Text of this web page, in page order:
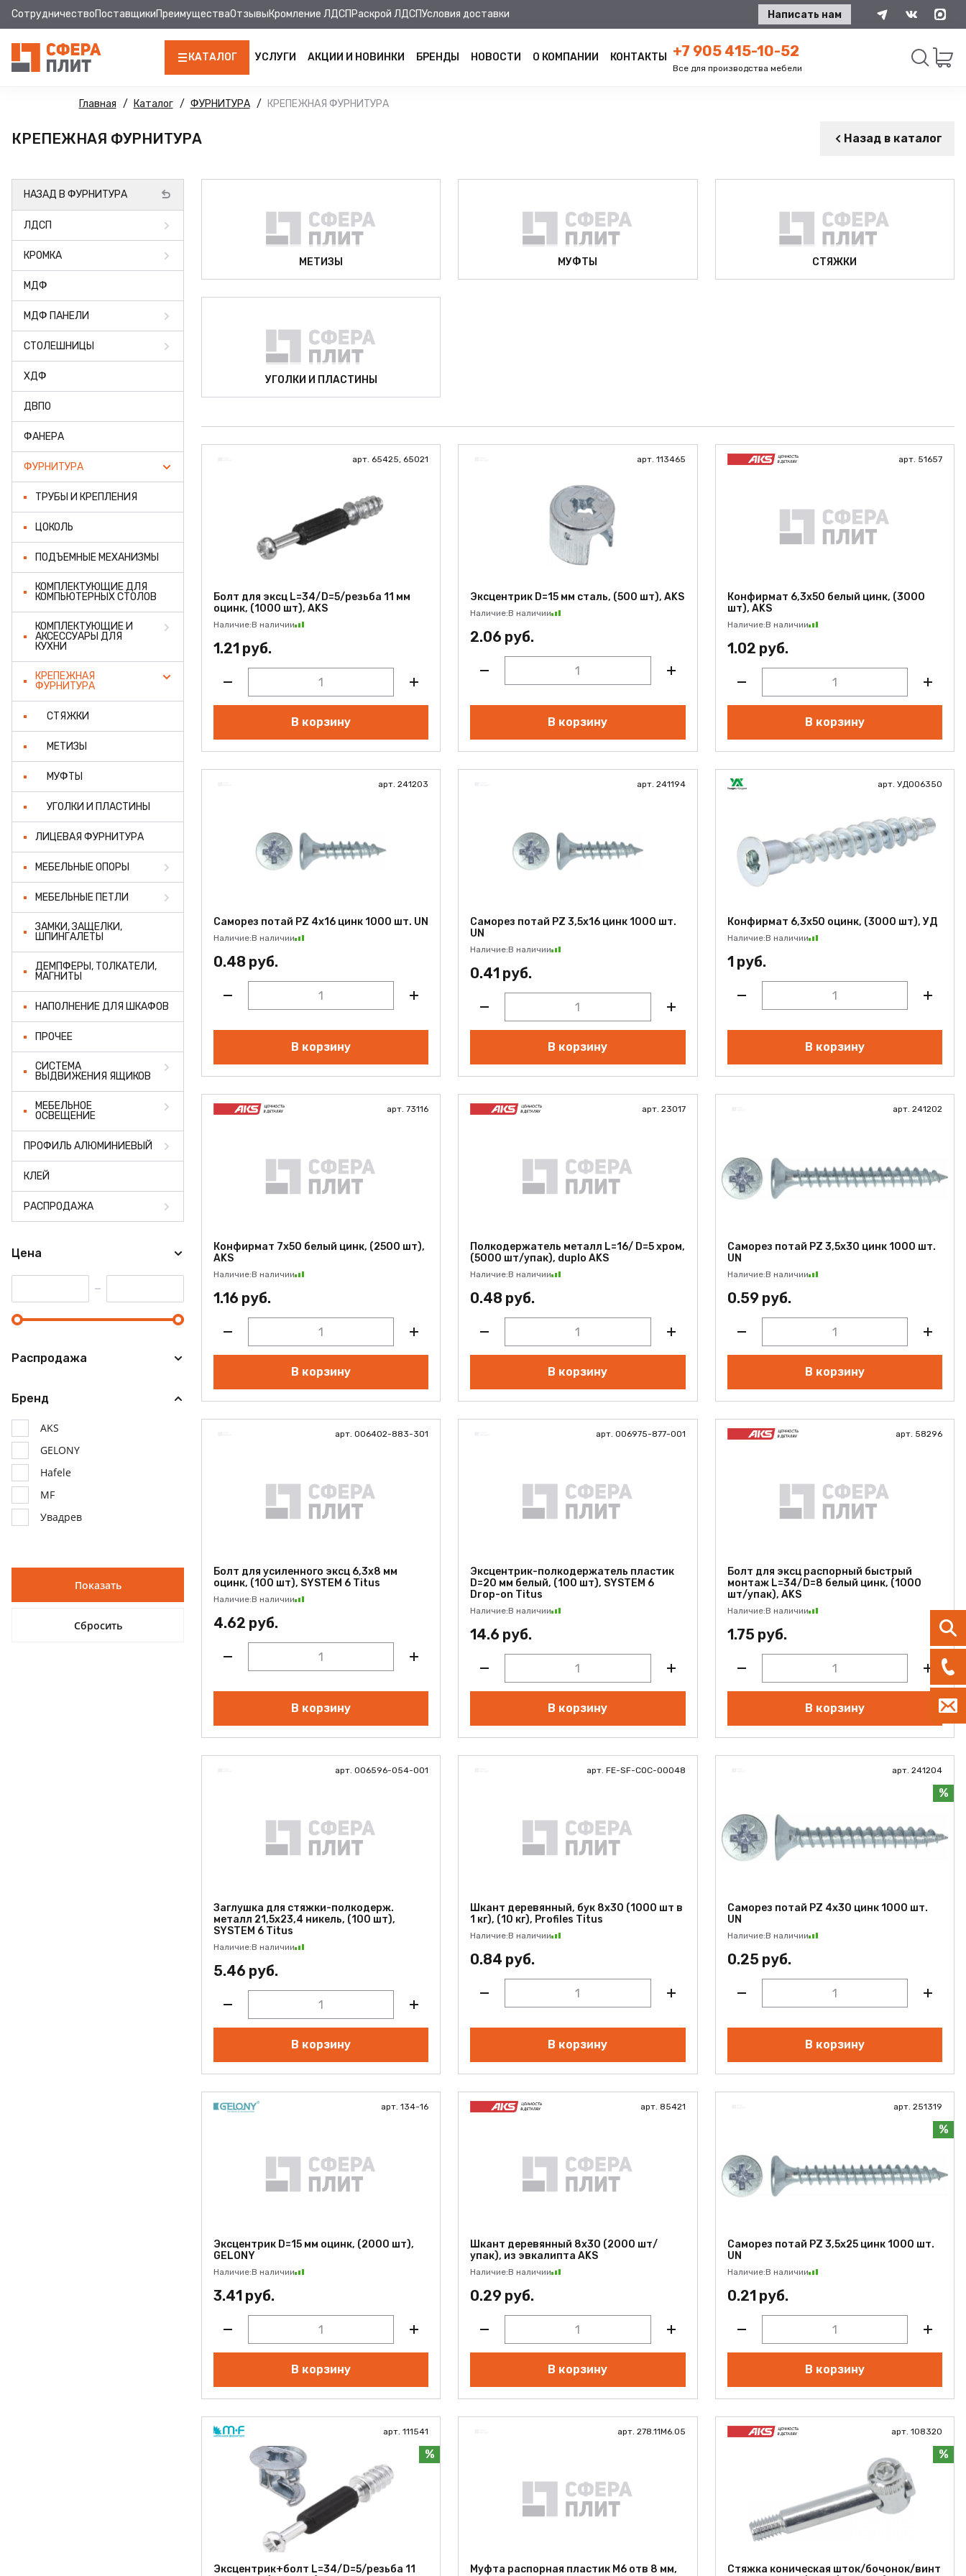
СотрудничествоПоставщикиПреимуществаОтзывыКромление ЛДСП Раскрой ЛДСПУсловия доставки Написать нам
КАТАЛОГ
ЛДСП
КРОМКА
КЛЕЙ
РАСПРОДАЖА
НОВИНКИ
УСЛУГИ АКЦИИ И НОВИНКИ БРЕНДЫ НОВОСТИ О КОМПАНИИ КОНТАКТЫ +7 905 415-10-52
Все для производства мебели
Главная Каталог ФУРНИТУРА КРЕПЕЖНАЯ ФУРНИТУРА
КРЕПЕЖНАЯ ФУРНИТУРА Назад в каталог
НАЗАД В ФУРНИТУРА
ЛДСП
КРОМКА
МДФ
МДФ ПАНЕЛИ
СТОЛЕШНИЦЫ
ХДФ
ДВПО
ФАНЕРА
ФУРНИТУРА
ТРУБЫ И КРЕПЛЕНИЯ
ЦОКОЛЬ
ПОДЪЕМНЫЕ МЕХАНИЗМЫ
КОМПЛЕКТУЮЩИЕ ДЛЯ
КОМПЬЮТЕРНЫХ СТОЛОВ
КОМПЛЕКТУЮЩИЕ И
АКСЕССУАРЫ ДЛЯ
КУХНИ
КРЕПЕЖНАЯ
ФУРНИТУРА
СТЯЖКИ
МЕТИЗЫ
МУФТЫ
УГОЛКИ И ПЛАСТИНЫ
ЛИЦЕВАЯ ФУРНИТУРА
МЕБЕЛЬНЫЕ ОПОРЫ
МЕБЕЛЬНЫЕ ПЕТЛИ
ЗАМКИ, ЗАЩЕЛКИ,
ШПИНГАЛЕТЫ
ДЕМПФЕРЫ, ТОЛКАТЕЛИ,
МАГНИТЫ
НАПОЛНЕНИЕ ДЛЯ ШКАФОВ
ПРОЧЕЕ
СИСТЕМА
ВЫДВИЖЕНИЯ ЯЩИКОВ
МЕБЕЛЬНОЕ
ОСВЕЩЕНИЕ
ПРОФИЛЬ АЛЮМИНИЕВЫЙ
КЛЕЙ
РАСПРОДАЖА
Цена
Распродажа
Бренд
AKS
GELONY
Hafele
MF
Увадрев
МЕТИЗЫ МУФТЫ СТЯЖКИ
УГОЛКИ И ПЛАСТИНЫ
арт. 65425, 65021
Болт для эксц L=34/D=5/резьба 11 мм
оцинк, (1000 шт), AKS
Наличие:В наличии
1.21 руб.
В корзину
арт. 113465
Эксцентрик D=15 мм сталь, (500 шт), AKS
Наличие:В наличии
2.06 руб.
В корзину
арт. 51657
Конфирмат 6,3х50 белый цинк, (3000
шт), AKS
Наличие:В наличии
1.02 руб.
В корзину
арт. 241203
Саморез потай PZ 4х16 цинк 1000 шт. UN
Наличие:В наличии
0.48 руб.
В корзину
арт. 241194
Саморез потай PZ 3,5х16 цинк 1000 шт.
UN
Наличие:В наличии
0.41 руб.
В корзину
арт. УД006350
Конфирмат 6,3х50 оцинк, (3000 шт), УД
Наличие:В наличии
1 руб.
В корзину
арт. 73116
Конфирмат 7х50 белый цинк, (2500 шт),
AKS
Наличие:В наличии
1.16 руб.
В корзину
арт. 23017
Полкодержатель металл L=16/ D=5 хром,
(5000 шт/упак), duplo AKS
Наличие:В наличии
0.48 руб.
В корзину
арт. 241202
Саморез потай PZ 3,5х30 цинк 1000 шт.
UN
Наличие:В наличии
0.59 руб.
В корзину
арт. 006402-883-301
Болт для усиленного эксц 6,3x8 мм
оцинк, (100 шт), SYSTEM 6 Titus
Наличие:В наличии
4.62 руб.
В корзину
арт. 006975-877-001
Эксцентрик-полкодержатель пластик
D=20 мм белый, (100 шт), SYSTEM 6
Drop-on Titus
Наличие:В наличии
14.6 руб.
В корзину
арт. 58296
Болт для эксц распорный быстрый
монтаж L=34/D=8 белый цинк, (1000
шт/упак), AKS
Наличие:В наличии
1.75 руб.
В корзину
арт. 006596-054-001
Заглушка для стяжки-полкодерж.
металл 21,5x23,4 никель, (100 шт),
SYSTEM 6 Titus
Наличие:В наличии
5.46 руб.
В корзину
арт. FE-SF-СОС-00048
Шкант деревянный, бук 8х30 (1000 шт в
1 кг), (10 кг), Profiles Titus
Наличие:В наличии
0.84 руб.
В корзину
арт. 241204
%
Саморез потай PZ 4х30 цинк 1000 шт.
UN
Наличие:В наличии
0.25 руб.
В корзину
арт. 134-16
Эксцентрик D=15 мм оцинк, (2000 шт),
GELONY
Наличие:В наличии
3.41 руб.
В корзину
арт. 85421
Шкант деревянный 8х30 (2000 шт/
упак), из эвкалипта AKS
Наличие:В наличии
0.29 руб.
В корзину
арт. 251319
%
Саморез потай PZ 3,5х25 цинк 1000 шт.
UN
Наличие:В наличии
0.21 руб.
В корзину
арт. 111541
%
Эксцентрик+болт L=34/D=5/резьба 11
арт. 278.11M6.05
Муфта распорная пластик М6 отв 8 мм,
арт. 108320
%
Стяжка коническая шток/бочонок/винт